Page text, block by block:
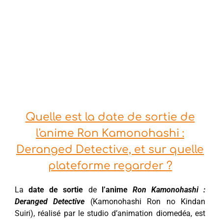
Quelle est la date de sortie de
l'anime Ron Kamonohashi :
Deranged Detective, et sur quelle
plateforme regarder ?
Ladate de sortie de l’anime Ron Kamonohashi :
Deranged Detective (Kamonohashi Ron no Kindan
Suiri), réalisé par le studio d’animation diomedéa, est